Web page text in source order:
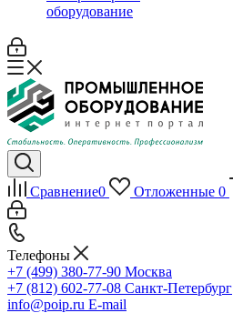
оборудование
Сравнение0 Отложенные 0
Телефоны
+7 (499) 380-77-90 Москва
+7 (812) 602-77-08 Санкт-Петербург
info@poip.ru E-mail